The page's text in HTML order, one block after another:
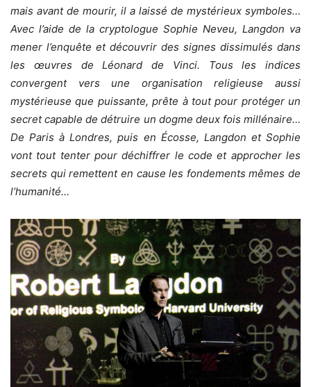
mais avant de mourir, il a laissé de mystérieux symboles…
Avec l’aide de la cryptologue Sophie Neveu, Langdon va
mener l’enquête et découvrir des signes dissimulés dans
les œuvres de Léonard de Vinci. Tous les indices
convergent vers une organisation religieuse aussi
mystérieuse que puissante, prête à tout pour protéger un
secret capable de détruire un dogme deux fois millénaire…
De Paris à Londres, puis en Écosse, Langdon et Sophie
vont tout tenter pour déchiffrer le code et approcher les
secrets qui remettent en cause les fondements mêmes de
l’humanité…